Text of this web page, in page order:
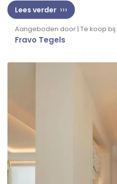
Lees verder
Aangeboden door | Te koop bij:
Fravo Tegels